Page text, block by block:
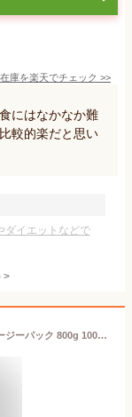
庫を楽天でチェック >>
にはなかなか難
較的楽だと思い
ダイエットなどで
>
【2個セット】冷凍 サンバゾン アサイースムージーパック 800g 100g×8袋 無添加 無加糖 冷凍アサイー スーパーフード オーガニック 有機JAS認証 アサイーボウル スムージー フルーツピューレ ダイエット 健康 美容 朝食 栄養補助食品 SAMBAZON acai コストコ 送料無料